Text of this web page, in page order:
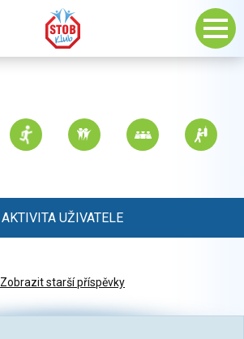
AKTIVITA UŽIVATELE
Zobrazit starší příspěvky